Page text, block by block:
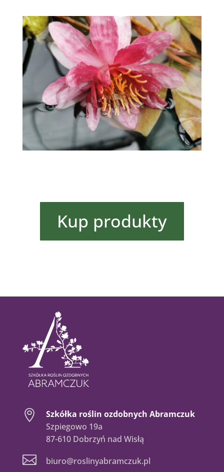
Kup produkty

Szkółka roślin ozdobnych Abramczuk
Szpiegowo 19a
87-610 Dobrzyń nad Wisłą
 biuro@roslinyabramczuk.pl